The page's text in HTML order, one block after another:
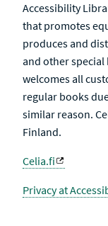
Accessibility
that promotes
produces and
and other
welcomes all
regular books
similar reason.
Finland.
Celia.fi
Privacy at